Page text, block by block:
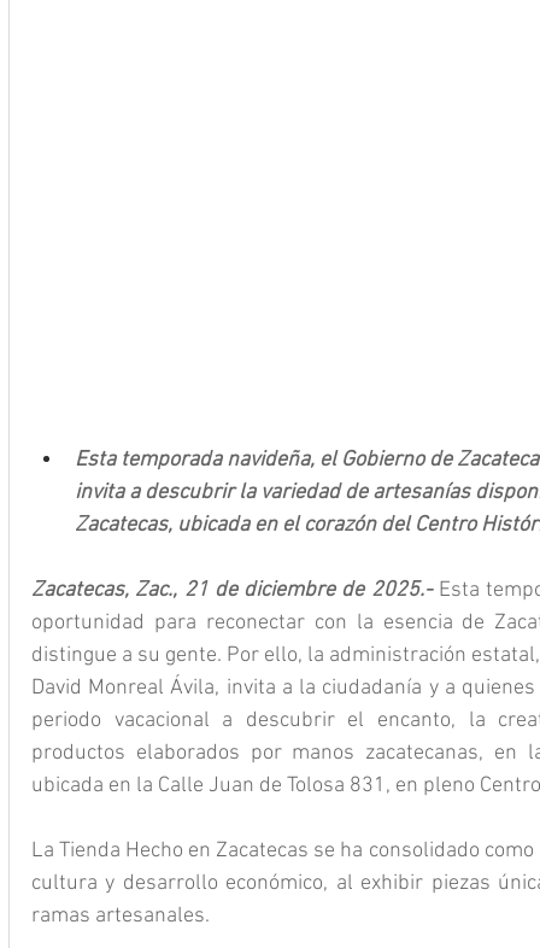
Esta temporada navideña, el Gobierno de
invita a descubrir la variedad de artesanías
Zacatecas, ubicada en el corazón del Centro
Zacatecas, Zac., 21 de diciembre de 2025.- Esta
oportunidad para reconectar con la esencia de
distingue a su gente. Por ello, la administración
David Monreal Ávila, invita a la ciudadanía y a
periodo vacacional a descubrir el encanto, la
productos elaborados por manos zacatecanas, en
ubicada en la Calle Juan de Tolosa 831, en pleno
La Tienda Hecho en Zacatecas se ha consolidado
cultura y desarrollo económico, al exhibir piezas
ramas artesanales.